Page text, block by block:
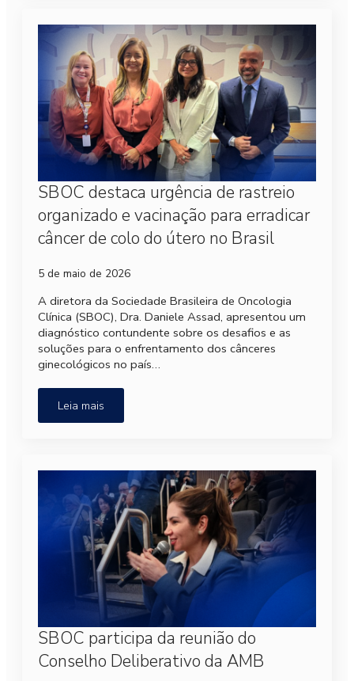
SBOC destaca urgência de rastreio
organizado e vacinação para erradicar
câncer de colo do útero no Brasil
5 de maio de 2026
A diretora da Sociedade Brasileira de Oncologia
Clínica (SBOC), Dra. Daniele Assad, apresentou um
diagnóstico contundente sobre os desafios e as
soluções para o enfrentamento dos cânceres
ginecológicos no país…
Leia mais
SBOC participa da reunião do
Conselho Deliberativo da AMB